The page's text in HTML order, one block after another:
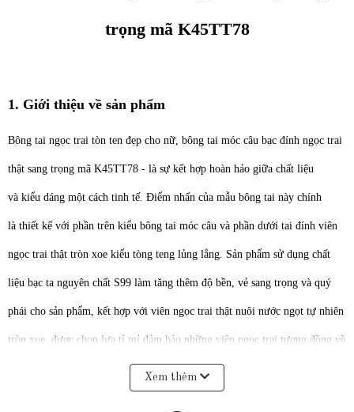
trọng mã K45TT78
1. Giới thiệu về sản phẩm
Bông tai ngọc trai tòn ten đẹp cho nữ, bông tai móc câu bạc đính ngọc trai
thật sang trọng mã K45TT78 - là sự kết hợp hoàn hảo giữa chất liệu
và kiểu dáng một cách tinh tế. Điểm nhấn của mẫu bông tai này chính
là thiết kế với phần trên kiểu bông tai móc câu và phần dưới tai đính viên
ngọc trai thật tròn xoe kiểu tòng teng lủng lẳng. Sản phẩm sử dụng chất
liệu bạc ta nguyên chất S99 làm tăng thêm độ bền, vẻ sang trọng và quý
phái cho sản phẩm, kết hợp với viên ngọc trai thật nuôi nước ngọt tự nhiên
tròn xoe, được chọn lựa tỉ mỉ đảm bảo những viên ngọc trai tương đồng về
màu sắc và kích thước, có bề mặt mịn màng bóng loáng, hiếm vết sinh
Xem thêm